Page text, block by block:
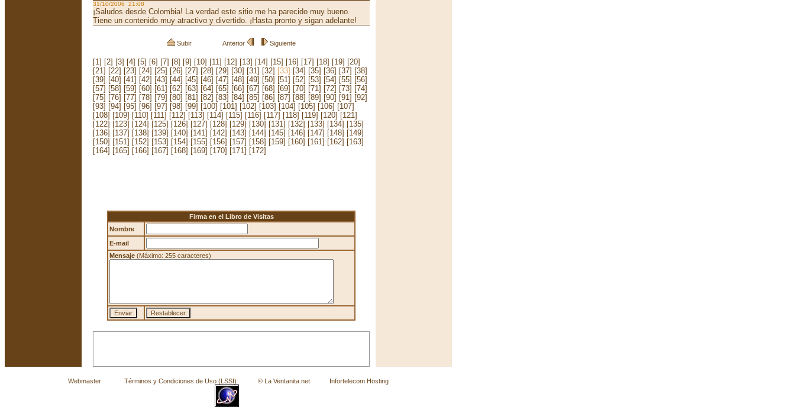
31/10/2006 21:08
¡Saludos desde Colombia! La verdad este sitio me ha parecido muy bueno.
Tiene un contenido muy atractivo y divertido. ¡Hasta pronto y sigan adelante!
Subir Anterior Siguiente
[1] [2] [3] [4] [5] [6] [7] [8] [9] [10] [11] [12] [13] [14] [15] [16] [17] [18] [19] [20]
[21] [22] [23] [24] [25] [26] [27] [28] [29] [30] [31] [32] [33] [34] [35] [36] [37] [38]
[39] [40] [41] [42] [43] [44] [45] [46] [47] [48] [49] [50] [51] [52] [53] [54] [55] [56]
[57] [58] [59] [60] [61] [62] [63] [64] [65] [66] [67] [68] [69] [70] [71] [72] [73] [74]
[75] [76] [77] [78] [79] [80] [81] [82] [83] [84] [85] [86] [87] [88] [89] [90] [91] [92]
[93] [94] [95] [96] [97] [98] [99] [100] [101] [102] [103] [104] [105] [106] [107]
[108] [109] [110] [111] [112] [113] [114] [115] [116] [117] [118] [119] [120] [121]
[122] [123] [124] [125] [126] [127] [128] [129] [130] [131] [132] [133] [134] [135]
[136] [137] [138] [139] [140] [141] [142] [143] [144] [145] [146] [147] [148] [149]
[150] [151] [152] [153] [154] [155] [156] [157] [158] [159] [160] [161] [162] [163]
[164] [165] [166] [167] [168] [169] [170] [171] [172]
Firma en el Libro de Visitas
Nombre
E-mail
Mensaje (Máximo: 255 caracteres)
Webmaster Términos y Condiciones de Uso (LSSI) © La Ventanita.net Infortelecom Hosting